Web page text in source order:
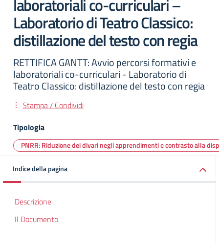
laboratoriali co-curriculari –
Laboratorio di Teatro Classico:
distillazione del testo con regia
RETTIFICA GANTT: Avvio percorsi formativi e
laboratoriali co-curriculari - Laboratorio di
Teatro Classico: distillazione del testo con regia
Stampa / Condividi
Tipologia
PNRR: Riduzione dei divari negli apprendimenti e contrasto alla
Indice della pagina
Descrizione
Il Documento